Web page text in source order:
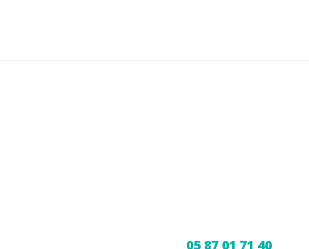
05 87 01 71 40